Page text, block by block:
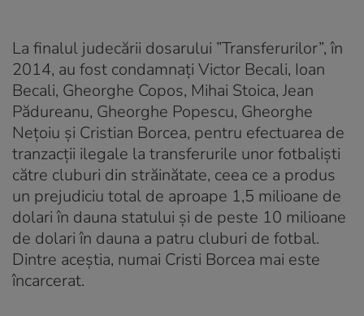
La finalul judecării dosarului ”Transferurilor”, în
2014, au fost condamnați Victor Becali, Ioan
Becali, Gheorghe Copos, Mihai Stoica, Jean
Pădureanu, Gheorghe Popescu, Gheorghe
Neţoiu şi Cristian Borcea, pentru efectuarea de
tranzacţii ilegale la transferurile unor fotbalişti
către cluburi din străinătate, ceea ce a produs
un prejudiciu total de aproape 1,5 milioane de
dolari în dauna statului şi de peste 10 milioane
de dolari în dauna a patru cluburi de fotbal.
Dintre aceștia, numai Cristi Borcea mai este
încarcerat.